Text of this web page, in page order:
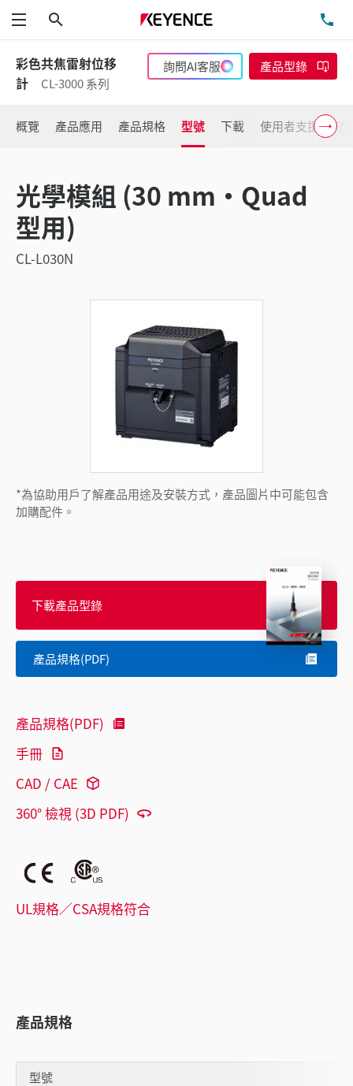
功能表
彩色共焦雷射位移
計
CL-3000 系列
詢問AI客服 產品型錄
概覽 產品應用 產品規格 型號 下載 使用者支援 了
光學模組 (30 mm・Quad
型用)
CL-L030N
*為協助用戶了解產品用途及安裝方式，產品圖片中可能包含
加購配件。
下載產品型錄
產品規格(PDF)
產品規格(PDF)
手冊
CAD / CAE
360° 檢視 (3D PDF)
UL規格／CSA規格符合
產品規格
型號